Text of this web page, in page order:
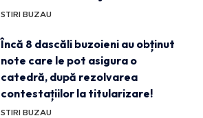
STIRI BUZAU
Încă 8 dascăli buzoieni au obținut
note care le pot asigura o
catedră, după rezolvarea
contestațiilor la titularizare!
STIRI BUZAU